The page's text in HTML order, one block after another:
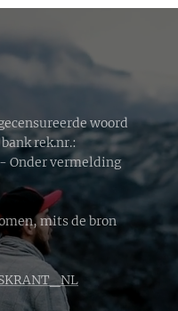
woord
rek.nr.:
Onder vermelding
mits de bron